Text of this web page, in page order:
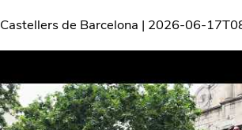
Castellers de Barcelona | 2026-06-